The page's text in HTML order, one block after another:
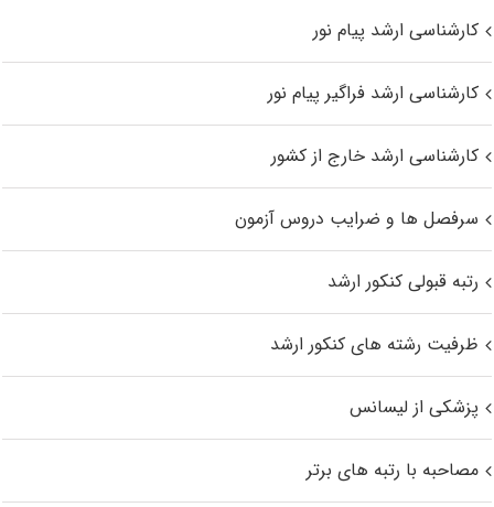
کارشناسی ارشد پیام نور
کارشناسی ارشد فراگیر پیام نور
کارشناسی ارشد خارج از کشور
سرفصل ها و ضرایب دروس آزمون
رتبه قبولی کنکور ارشد
ظرفیت رشته های کنکور ارشد
پزشکی از لیسانس
مصاحبه با رتبه های برتر